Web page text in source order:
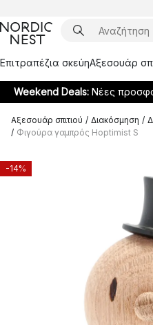
Επιτραπέζια σκεύηΑξεσουάρ
Weekend Deals: Νέες
Αξεσουάρ σπιτιού / Διακόσμηση /
/ Φιγούρα γαμπρός Hoptimist S
-14%